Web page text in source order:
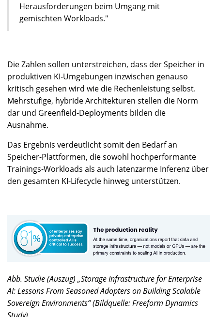
Herausforderungen beim Umgang mit
gemischten Workloads."
Die Zahlen sollen unterstreichen, dass der Speicher in
produktiven KI-Umgebungen inzwischen genauso
kritisch gesehen wird wie die Rechenleistung selbst.
Mehrstufige, hybride Architekturen stellen die Norm
dar und Greenfield-Deployments bilden die
Ausnahme.
Das Ergebnis verdeutlicht somit den Bedarf an
Speicher-Plattformen, die sowohl hochperformante
Trainings-Workloads als auch latenzarme Inferenz über
den gesamten KI-Lifecycle hinweg unterstützen.
Abb. Studie (Auszug) „Storage Infrastructure for Enterprise
AI: Lessons From Seasoned Adopters on Building Scalable
Sovereign Environments“ (Bildquelle: Freeform Dynamics